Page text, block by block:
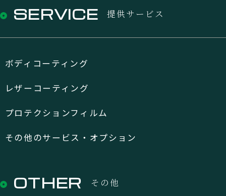
SERVICE 提供サービス
ボディコーティング
レザーコーティング
プロテクションフィルム
その他のサービス・オプション
OTHER その他